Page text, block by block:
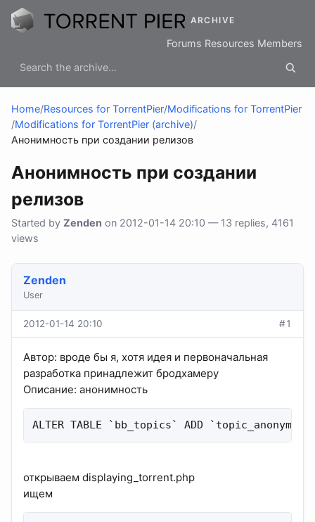
ARCHIVE
Forums Resources Members
Home/Resources for TorrentPier/Modifications for TorrentPier
/Modifications for TorrentPier (archive)/
Анонимность при создании релизов
Анонимность при создании
релизов
Started by Zenden on 2012-01-14 20:10 — 13 replies, 4161
views
Zenden
User
2012-01-14 20:10 #1
Автор: вроде бы я, хотя идея и первоначальная
разработка принадлежит бродхамеру
Описание: анонимность
ALTER TABLE `bb_topics` ADD
открываем displaying_torrent.php
ищем